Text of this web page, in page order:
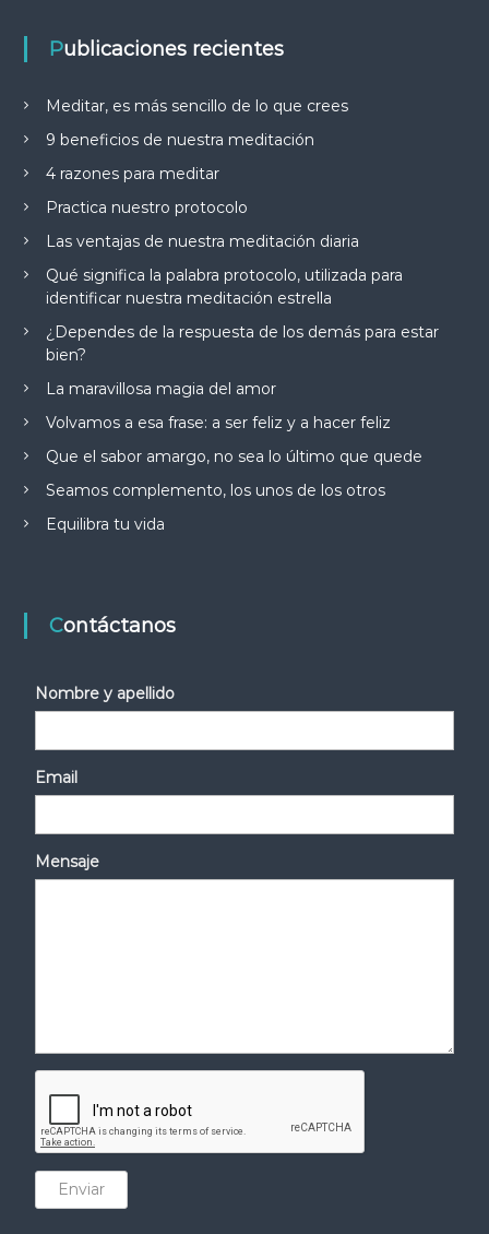
Publicaciones recientes
Meditar, es más sencillo de lo que crees
9 beneficios de nuestra meditación
4 razones para meditar
Practica nuestro protocolo
Las ventajas de nuestra meditación diaria
Qué significa la palabra protocolo, utilizada para
identificar nuestra meditación estrella
¿Dependes de la respuesta de los demás para estar
bien?
La maravillosa magia del amor
Volvamos a esa frase: a ser feliz y a hacer feliz
Que el sabor amargo, no sea lo último que quede
Seamos complemento, los unos de los otros
Equilibra tu vida
Contáctanos
Nombre y apellido
Email
Mensaje
Enviar